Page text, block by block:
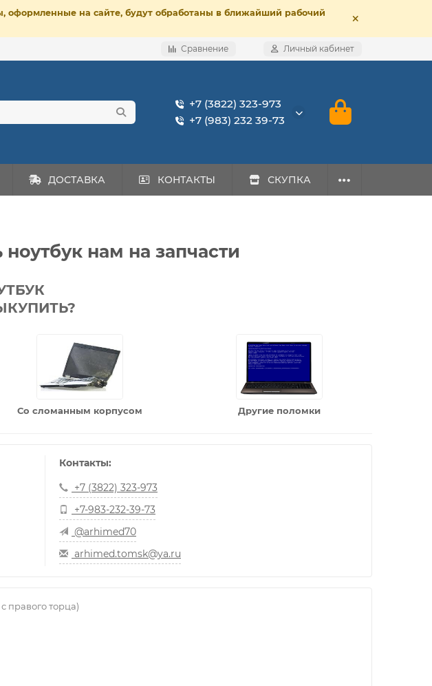
оформленные на сайте, будут обработаны в ближайший рабочий
Сравнение Личный кабинет
+7 (3822) 323-973
+7 (983) 232 39-73
ДОСТАВКА КОНТАКТЫ СКУПКА
нам на запчасти
Со сломанным корпусом Другие поломки
Контакты:
+7 (3822) 323-973
+7-983-232-39-73
@arhimed70
arhimed.tomsk@ya.ru
правого торца)